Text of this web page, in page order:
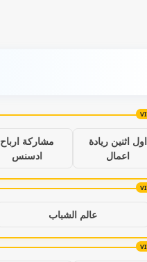
اول اثنين ريادة
اعمال
مشاركة ارباح
ادسنس
عالم الشباب